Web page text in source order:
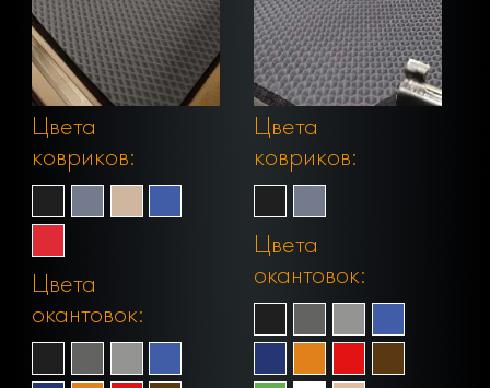
Цвета
ковриков:
Цвета
окантовок:
Цвета
ковриков:
Цвета
окантовок: